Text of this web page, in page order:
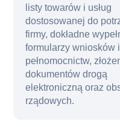
listy towarów i usług
dostosowanej do
firmy, dokładne
formularzy wniosków i
pełnomocnictw,
dokumentów drogą
elektroniczną oraz
rządowych.